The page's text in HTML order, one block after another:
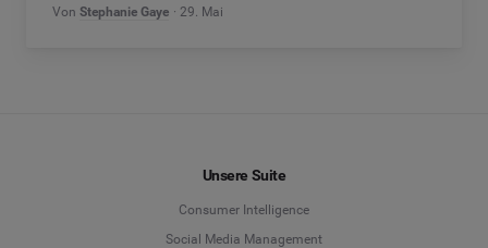
Von Stephanie Gaye 29. Mai
Unsere Suite
Consumer Intelligence
Social Media Management